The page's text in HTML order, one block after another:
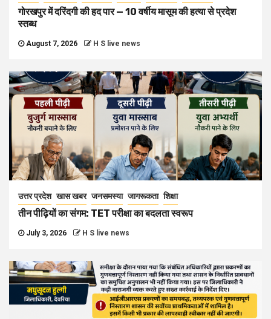
गोरखपुर में दरिंदगी की हद पार — 10 वर्षीय मासूम की हत्या से प्रदेश
स्तब्ध
August 7, 2026 H S live news
उत्तर प्रदेश खास खबर जनसमस्या जागरूकता शिक्षा
तीन पीढ़ियों का संगम: TET परीक्षा का बदलता स्वरूप
July 3, 2026 H S live news